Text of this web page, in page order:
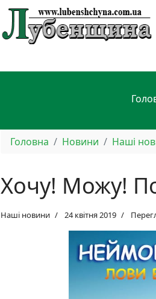
Головна Новини Наші
Хочу! Можу!
Наші новини 24 квітня 2019